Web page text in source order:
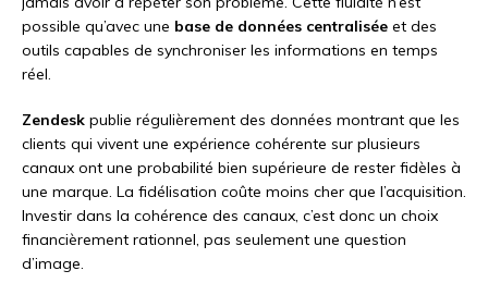
possible qu’avec une base de données centralisée et des
outils capables de synchroniser les informations en temps
réel.
Zendesk publie régulièrement des données montrant que les
clients qui vivent une expérience cohérente sur plusieurs
canaux ont une probabilité bien supérieure de rester fidèles à
une marque. La fidélisation coûte moins cher que l’acquisition.
Investir dans la cohérence des canaux, c’est donc un choix
financièrement rationnel, pas seulement une question
d’image.